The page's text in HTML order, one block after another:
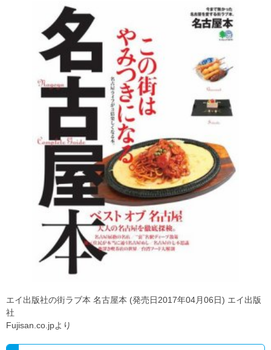
エイ出版社の街ラブ本 名古屋本 (発売日2017年04月06日) エイ出版
社
Fujisan.co.jpより